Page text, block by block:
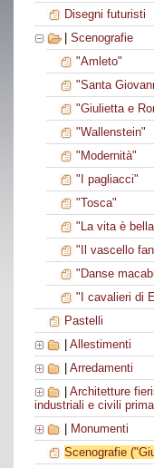
Disegni futuristi
Scenografie
"Amleto"
"Santa
"Giulietta e
"Wallenstein"
"Modernità"
"I pagliacci"
"Tosca"
"La vita è
"Il vascello
"Danse
"I cavalieri di
Pastelli
Allestimenti
Arredamenti
Architetture
industriali e civili
Monumenti
Scenografie